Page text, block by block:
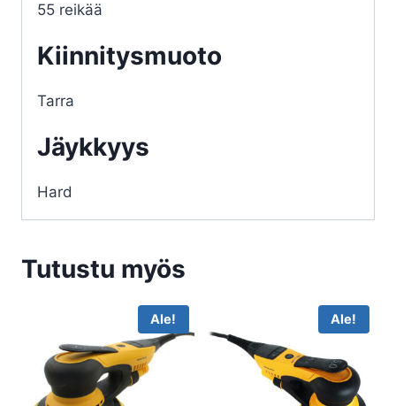
55 reikää
Kiinnitysmuoto
Tarra
Jäykkyys
Hard
Tutustu myös
Ale! Ale!